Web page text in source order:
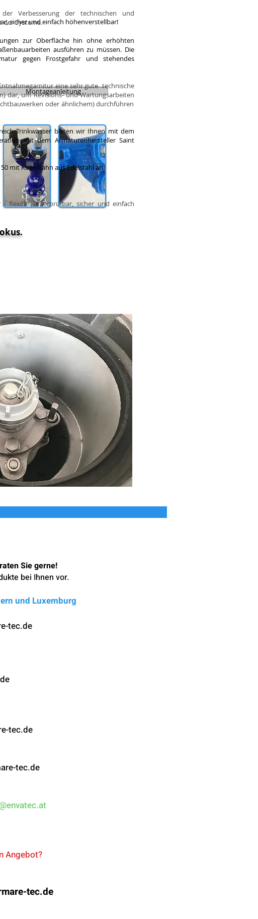
sicher und einfach höhenverstellbar!
Montageanleitung
Verbesserung der technischen und
Systeme.
zur Oberfläche hin ohne erhöhten
ausführen zu müssen. Die
gegen Frostgefahr und stehendes
eine sehr gute technische
dar, um Revisions- und Wartungsarbeiten
oder ähnlichem) durchführen
Trinkwasser bieten wir Ihnen mit dem
mit dem Armaturenhersteller Saint
mit Kugelhahn aus Edelstahl an.
- flexibel, überprüfbar, sicher und einfach
Sie gerne!
bei Ihnen vor.
und Luxemburg
tec.de
tec.de
tec.de
Angebot?
tec.de